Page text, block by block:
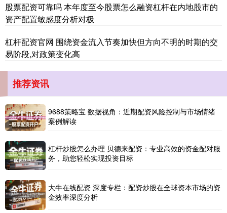
沪深300 4651.31 -6.85 -0.15%
北证50 1122.88 +3.42 +0.30%
股票配资可靠吗 本年度至今股票怎么融资杠杆在内地股市的
资产配置敏感度分析对极
杠杆配资官网 围绕资金流入节奏加快但方向不明的时期的交
易阶段,对政策变化高
推荐资讯
9688策略宝 数据视角：近期配资风险控制与市场情绪
案例解读
杠杆炒股怎么办理 贝德来配资：专业高效的资金配对服
务，助您轻松实现投资目标
大牛在线配资 深度专栏：配资炒股在全球资本市场的资
金效率深度分析